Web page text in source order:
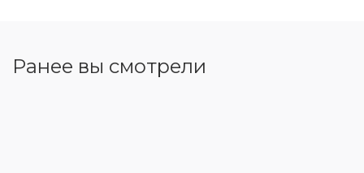
Ранее вы смотрели